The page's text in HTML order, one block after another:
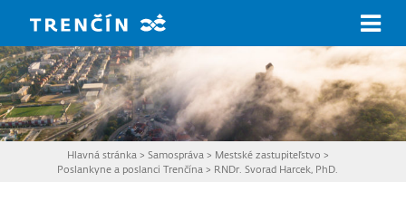
Hlavná stránka > Samospráva > Mestské zastupiteľstvo >
Poslankyne a poslanci Trenčína > RNDr. Svorad Harcek, PhD.